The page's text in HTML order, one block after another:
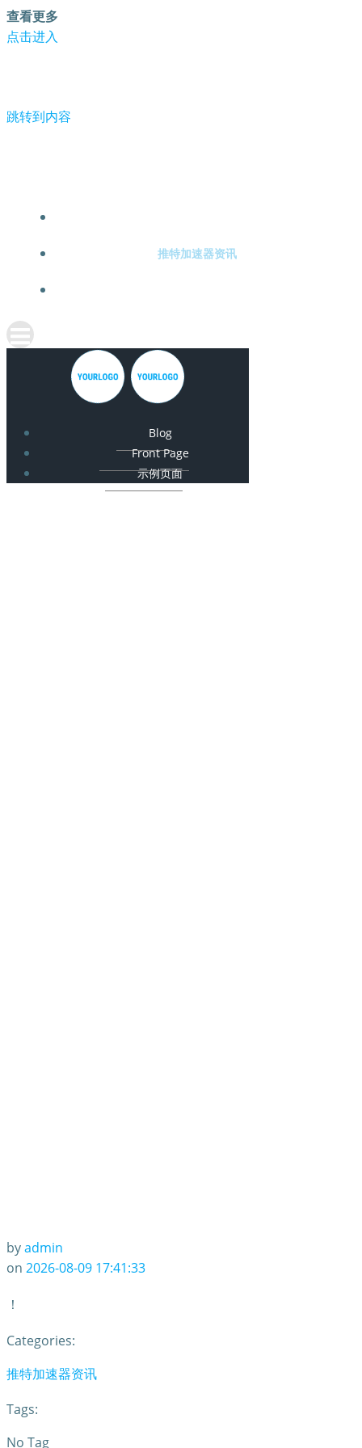
查看更多
点击进入
跳转到内容
推特加速器资讯
Blog
Front Page
示例页面
byadmin
on 2026-08-09 17:41:33
！
Categories:
推特加速器资讯
Tags:
No Tag